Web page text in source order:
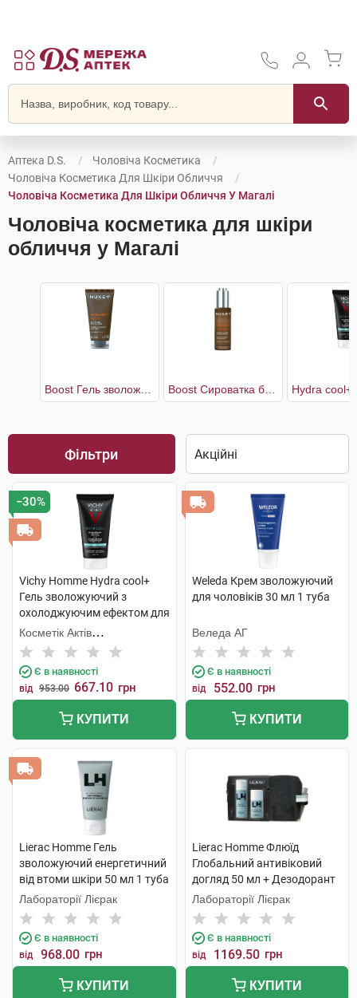
Аптека D.S.
Чоловіча Косметика
Чоловіча Косметика Для Шкіри Обличчя
Чоловіча Косметика Для Шкіри Обличчя У Магалі
Чоловіча косметика для шкіри
обличчя у Магалі
Фільтри
−30%
Vichy Homme Hydra cool+
Гель зволожуючий з
охолоджуючим ефектом для
обличчя та контуру очей 50
мл 1 туба
Косметік Актів
Інтернаціональ
Є в наявності
від 953.00 667.10 грн
КУПИТИ
Weleda Крем зволожуючий
для чоловіків 30 мл 1 туба
Веледа АГ
Є в наявності
від 552.00 грн
КУПИТИ
Lierac Homme Гель
зволожуючий енергетичний
від втоми шкіри 50 мл 1 туба
Лабораторії Лієрак
Є в наявності
від 968.00 грн
КУПИТИ
Lierac Homme Флюїд
Глобальний антивіковий
догляд 50 мл + Дезодорант
50 мл 1 набір
Лабораторії Лієрак
Є в наявності
від 1169.50 грн
КУПИТИ